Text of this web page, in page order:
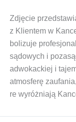
Zdję­cie
z Klien­tem w
bo­li­zu­je
sądo­wych i
adwo­kac­kiej i
atmos­fe­rę
re wyróż­nia­ją